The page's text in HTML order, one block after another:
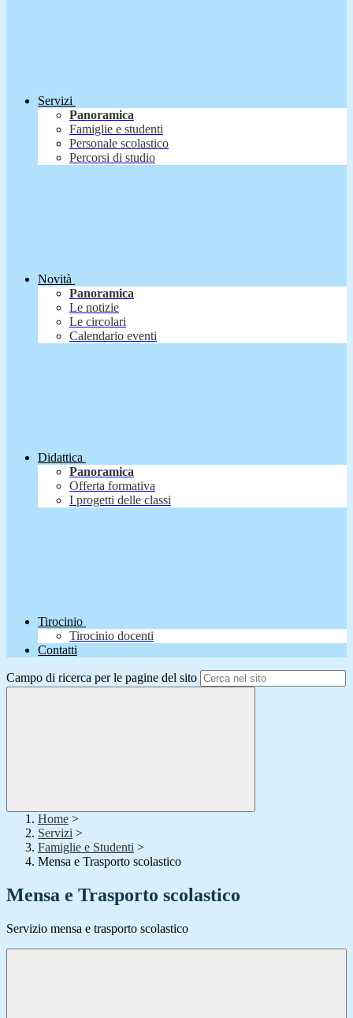
Servizi
Panoramica
Famiglie e studenti
Personale scolastico
Percorsi di studio
Novità
Panoramica
Le notizie
Le circolari
Calendario eventi
Didattica
Panoramica
Offerta formativa
I progetti delle classi
Tirocinio
Tirocinio docenti
Contatti
Campo di ricerca per le pagine del sito
Home >
Servizi >
Famiglie e Studenti >
Mensa e Trasporto scolastico
Mensa e Trasporto scolastico
Servizio mensa e trasporto scolastico